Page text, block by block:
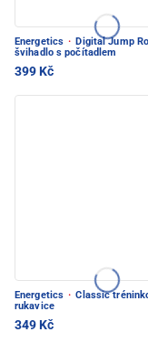
Energetics · Digital Jump
švihadlo s počítadlem
399 Kč
Energetics · Classic
rukavice
349 Kč